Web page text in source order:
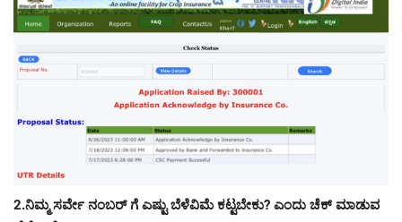
2.ನಿಮ್ಮ ಸರ್ವೇ ನಂಬರ್ ಗೆ ಎಷ್ಟು ಬೆಳೆವಿಮೆ ಕಟ್ಟಬೇಕು? ಎಂದು ಚೆಕ್ ಮಾಡುವ